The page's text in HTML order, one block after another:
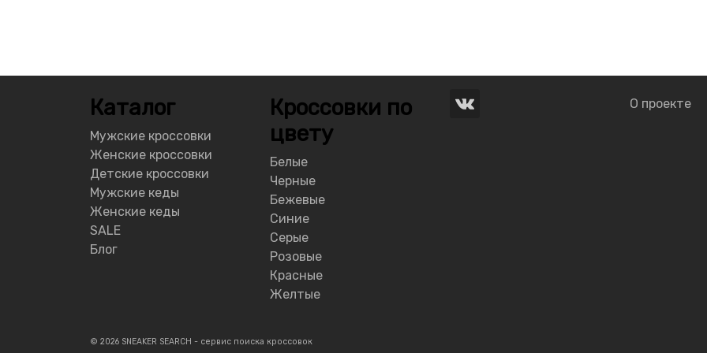
Каталог
Мужские кроссовки
Женские кроссовки
Детские кроссовки
Мужские кеды
Женские кеды
SALE
Блог
Кроссовки по
цвету
Белые
Черные
Бежевые
Синие
Серые
Розовые
Красные
Желтые
О проекте
© 2026 SNEAKER SEARCH - сервис поиска кроссовок